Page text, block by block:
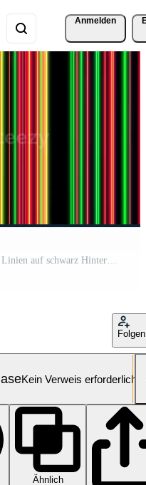
Anmelden
Animation von ziehen um Vertikale Linien auf schwarz Hintergrund. Design. ziehen um Vertikale Barcode Linien im Raum. Computer Raum mit ziehen um Vertikale Linien Pro Video
Folgen
Kein Verweis erforderlich
Ähnlich